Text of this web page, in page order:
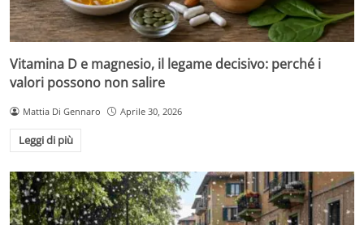
Vitamina D e magnesio, il legame decisivo: perché i
valori possono non salire
Mattia Di Gennaro Aprile 30, 2026
Leggi di più